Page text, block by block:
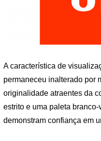
A característica de
permaneceu inalterado por
originalidade atraentes da
estrito e uma paleta
demonstram confiança em